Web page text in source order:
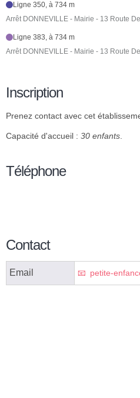
Ligne 350, à 734 m
Arrêt DONNEVILLE - Mairie - 13 Route
Ligne 383, à 734 m
Arrêt DONNEVILLE - Mairie - 13 Route
Inscription
Prenez contact avec cet
Capacité d'accueil : 30 enfants.
Téléphone
Contact
Email petite-